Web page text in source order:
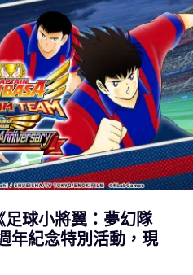
足球小將翼：夢幻隊
年紀念特別活動，現